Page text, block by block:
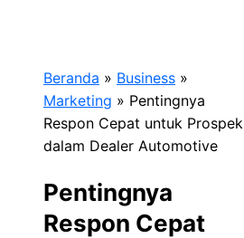
Beranda » Business »
Marketing » Pentingnya
Respon Cepat untuk Prospek
dalam Dealer Automotive
Pentingnya
Respon Cepat